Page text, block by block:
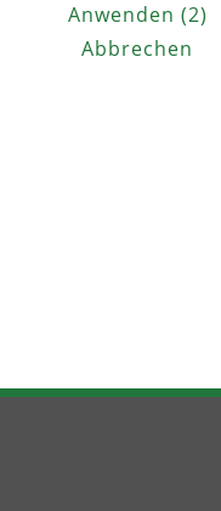
Anwenden (2)
Abbrechen